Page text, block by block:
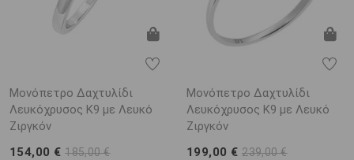
Μονόπετρο Δαχτυλίδι
Λευκόχρυσος K9 με Λευκό
Ζιργκόν
154,00 €185,00 €
Μονόπετρο Δαχτυλίδι
Λευκόχρυσος Κ9 με Λευκό
Ζιργκόν
199,00 €239,00 €